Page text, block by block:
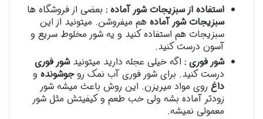
استفاده از سبزیجات شور آماده : بعضی از فروشگاه ها
سبزیجات شور آماده هم میفروشن. میتونید از این
سبزیجات هم استفاده کنید و یه شور مخلوط سریع و
آسون درست کنید.
شور فوری : اگه خیلی عجله دارید میتونیدشور فوری
درست کنید. برای شور فوری آب نمک روجوشونده و
داغ روی مواد میریزن. این روش باعث میشه شور
زودتر آماده بشه ولی خب طعم و کیفیتش مثل شور
معمولی نمیشه.